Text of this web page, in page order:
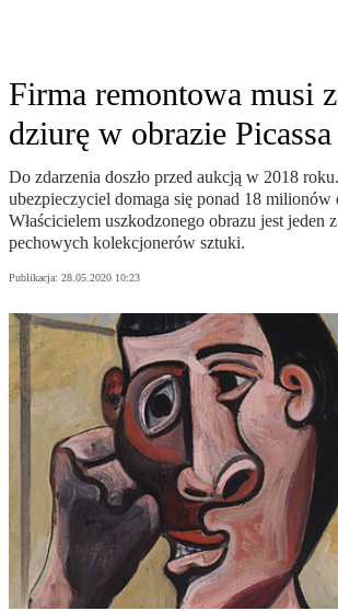
Firma remontowa musi
dziurę w obrazie Picassa
Do zdarzenia doszło przed aukcją w 2018
ubezpieczyciel domaga się ponad 18 milionów
Właścicielem uszkodzonego obrazu jest jeden
pechowych kolekcjonerów sztuki.
Publikacja: 28.05.2020 10:23